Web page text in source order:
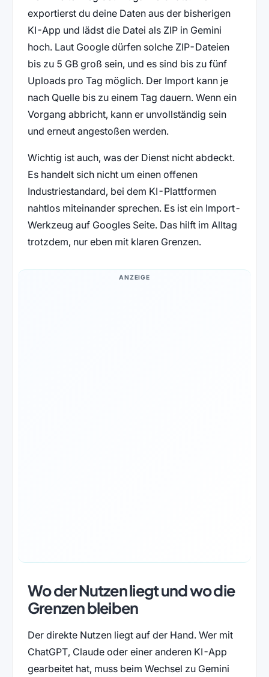
exportierst du deine Daten aus der bisherigen
KI-App und lädst die Datei als ZIP in Gemini
hoch. Laut Google dürfen solche ZIP-Dateien
bis zu 5 GB groß sein, und es sind bis zu fünf
Uploads pro Tag möglich. Der Import kann je
nach Quelle bis zu einem Tag dauern. Wenn ein
Vorgang abbricht, kann er unvollständig sein
und erneut angestoßen werden.
Wichtig ist auch, was der Dienst nicht abdeckt.
Es handelt sich nicht um einen offenen
Industriestandard, bei dem KI-Plattformen
nahtlos miteinander sprechen. Es ist ein Import-
Werkzeug auf Googles Seite. Das hilft im Alltag
trotzdem, nur eben mit klaren Grenzen.
ANZEIGE
Wo der Nutzen liegt und wo die
Grenzen bleiben
Der direkte Nutzen liegt auf der Hand. Wer mit
ChatGPT, Claude oder einer anderen KI-App
gearbeitet hat, muss beim Wechsel zu Gemini